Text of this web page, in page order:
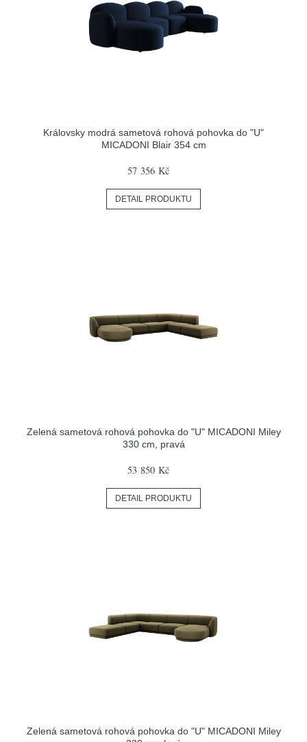
Královsky modrá sametová rohová pohovka do "U"
MICADONI Blair 354 cm
57 356 Kč
DETAIL PRODUKTU
Zelená sametová rohová pohovka do "U" MICADONI Miley
330 cm, pravá
53 850 Kč
DETAIL PRODUKTU
Zelená sametová rohová pohovka do "U" MICADONI Miley